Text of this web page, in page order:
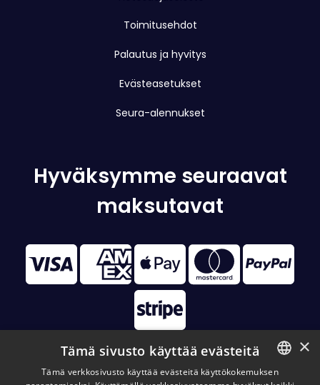
Toimitusehdot
Palautus ja hyvitys
Evästeasetukset
Seura-alennukset
Hyväksymme seuraavat
maksutavat
×
Tämä sivusto käyttää evästeitä
Tämä verkkosivusto käyttää evästeitä käyttökokemuksen